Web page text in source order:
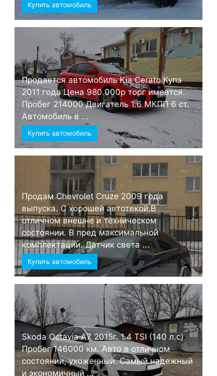
Купить автомобиль
Продается автомобиль Kia Cerato Купэ
2011 года Цена 980.000р торг имеется.
Пробег 214000 Двигатель 1.6 МКПП 6 ст.
Автомобиль в ...
Купить автомобиль
Продам Chevrolet Cruze 2009 года
выпуска. С хорошей автотекой.В
отличном внешне и техническом
состоянии. В пред максимальной
комплектации. Датчик света ...
Купить автомобиль
Skoda Octavia А7 2015г. 1.4 TSI (140 л.с)
Пробег 146000 км. Авто в отличном
состоянии, ухоженный. Самый надежный
и экономичный ...